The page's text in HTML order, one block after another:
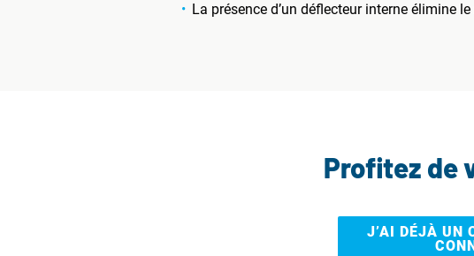
La présence d’un déflecteur interne élimine
Profitez de
J’AI DÉJÀ UN